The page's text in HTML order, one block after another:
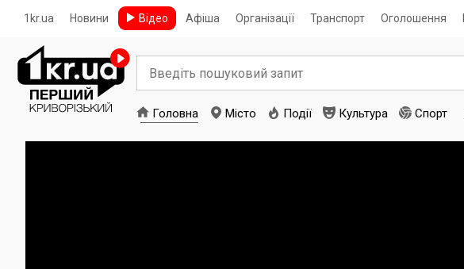
1kr.ua Новини Відео Афіша Організації Транспорт Оголошення
Головна Місто Події Культура Спорт